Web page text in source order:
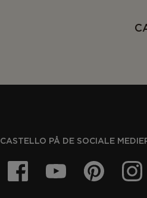
CASTELLO PÅ DE SOCIALE